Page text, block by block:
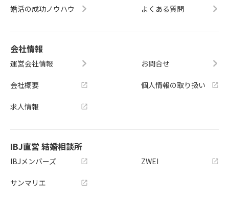
婚活の成功ノウハウ よくある質問
会社情報
運営会社情報
会社概要
求人情報
お問合せ
個人情報の取り扱い
IBJ直営 結婚相談所
IBJメンバーズ
サンマリエ
ZWEI